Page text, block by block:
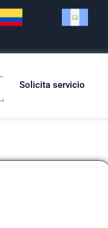
Solicita servicio